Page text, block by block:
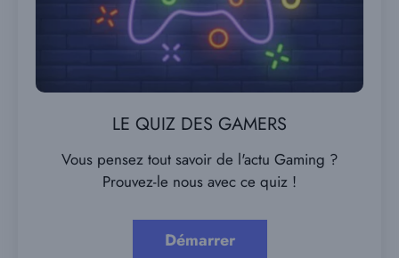
LE QUIZ DES GAMERS
Vous pensez tout savoir de l'actu Gaming ?
Prouvez-le nous avec ce quiz !